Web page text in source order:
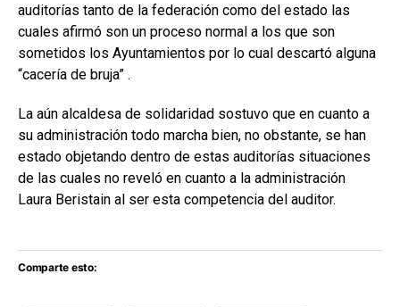
auditorías tanto de la federación como del estado las
cuales afirmó son un proceso normal a los que son
sometidos los Ayuntamientos por lo cual descartó alguna
“cacería de bruja” .
La aún alcaldesa de solidaridad sostuvo que en cuanto a
su administración todo marcha bien, no obstante, se han
estado objetando dentro de estas auditorías situaciones
de las cuales no reveló en cuanto a la administración
Laura Beristain al ser esta competencia del auditor.
Comparte esto: